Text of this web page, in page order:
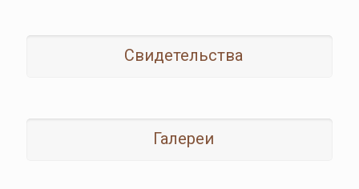
Свидетельства
Галереи